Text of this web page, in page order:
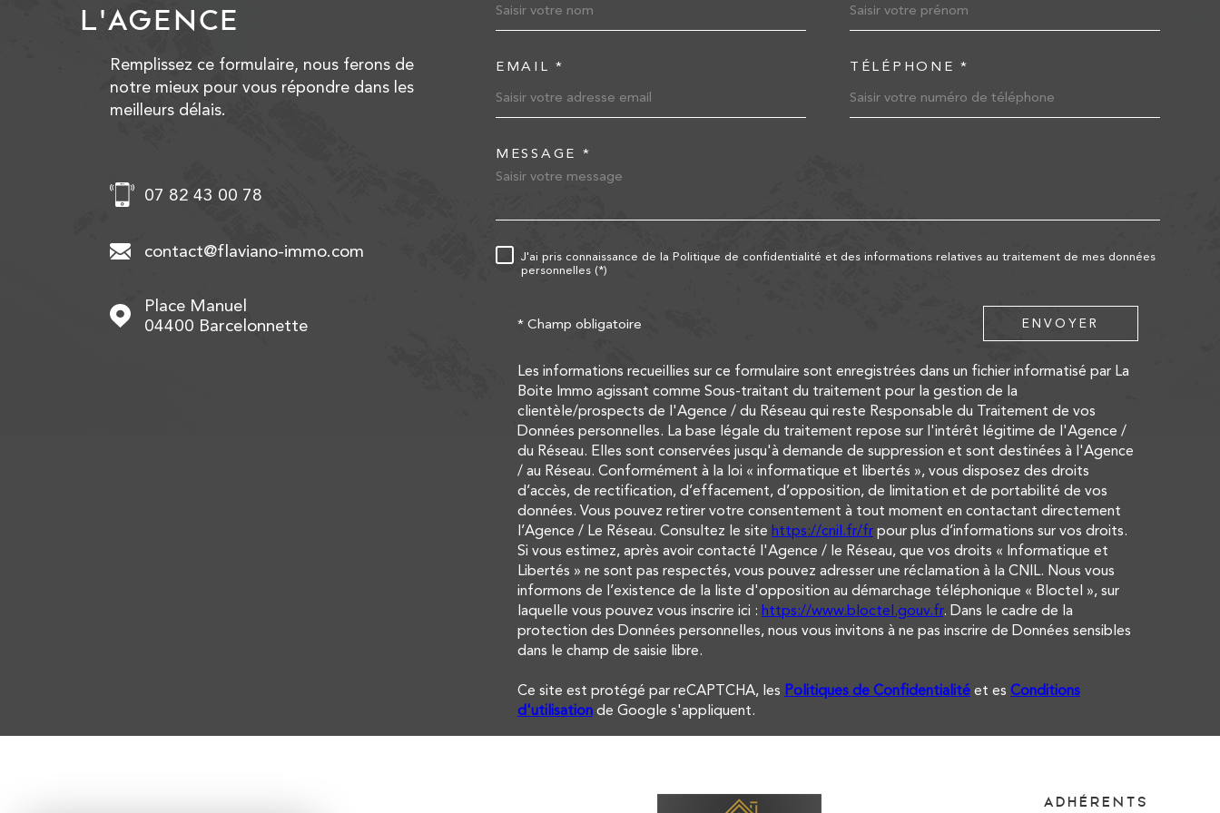
L'AGENCE
Remplissez ce formulaire, nous ferons de
notre mieux pour vous répondre dans les
meilleurs délais.
07 82 43 00 78
contact@flaviano-immo.com
Place Manuel
04400
Barcelonnette
EMAIL * TÉLÉPHONE *
TRAD_MELTEM_VOREDEMANDE
MESSAGE *
RÈGLEMENTATION
J'ai pris connaissance de la Politique de confidentialité et des informations relatives au traitement de mes données
personnelles (*)
* Champ obligatoire ENVOYER
Les informations recueillies sur ce formulaire sont enregistrées dans un fichier informatisé par La
Boite Immo agissant comme Sous-traitant du traitement pour la gestion de la
clientèle/prospects de l'Agence / du Réseau qui reste Responsable du Traitement de vos
Données personnelles. La base légale du traitement repose sur l'intérêt légitime de l'Agence /
du Réseau. Elles sont conservées jusqu'à demande de suppression et sont destinées à l'Agence
/ au Réseau. Conformément à la loi « informatique et libertés », vous disposez des droits
d’accès, de rectification, d’effacement, d’opposition, de limitation et de portabilité de vos
données. Vous pouvez retirer votre consentement à tout moment en contactant directement
l’Agence / Le Réseau. Consultez le site https://cnil.fr/fr pour plus d’informations sur vos droits.
Si vous estimez, après avoir contacté l'Agence / le Réseau, que vos droits « Informatique et
Libertés » ne sont pas respectés, vous pouvez adresser une réclamation à la CNIL. Nous vous
informons de l’existence de la liste d'opposition au démarchage téléphonique « Bloctel », sur
laquelle vous pouvez vous inscrire ici : https://www.bloctel.gouv.fr. Dans le cadre de la
protection des Données personnelles, nous vous invitons à ne pas inscrire de Données sensibles
dans le champ de saisie libre.
Ce site est protégé par reCAPTCHA, les Politiques de Confidentialité et es Conditions
d'utilisation de Google s'appliquent.
ADHÉRENTS